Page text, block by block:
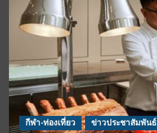
กีฬา-ท่องเที่ยว ข่าวประชาสัมพันธ์